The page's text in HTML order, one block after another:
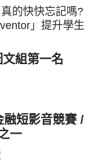
的快快忘記嗎?
」提升學生
組第一名
融短影音競賽 /
一